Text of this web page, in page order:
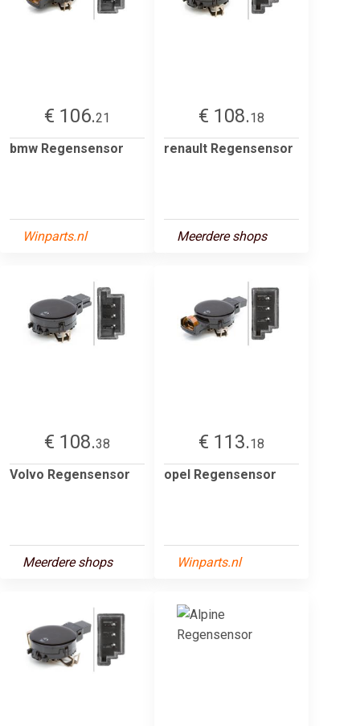
€ 106.21
bmw Regensensor
Winparts.nl
€ 108.18
renault Regensensor
Meerdere shops
€ 108.38
Volvo Regensensor
Meerdere shops
€ 113.18
opel Regensensor
Winparts.nl